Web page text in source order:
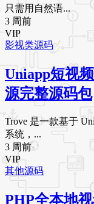
只需用自然语...
3 周前
VIP
影视类源码
Uniapp短视
源完整源码包
Trove 是一款基于
系统，...
3 周前
VIP
其他源码
PHP全本地